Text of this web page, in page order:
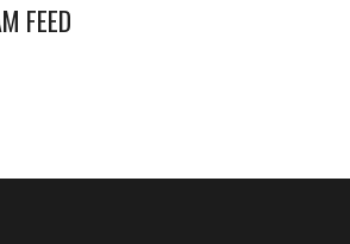
FEED